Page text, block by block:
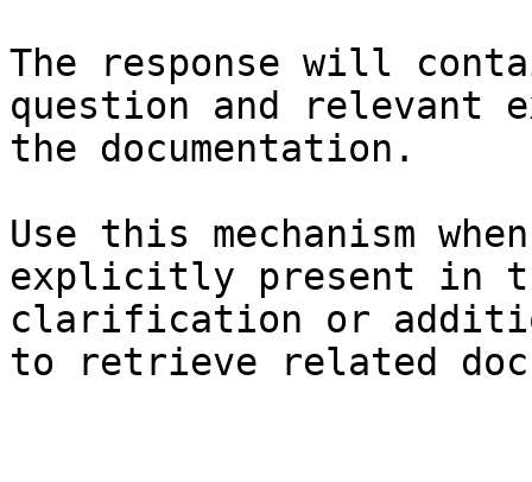
The response will
question and relevant
the documentation.
Use this mechanism
explicitly present in
clarification or